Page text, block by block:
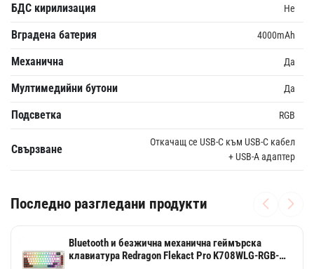
БДС кирилизация Не
Вградена батерия 4000mAh
Механична Да
Мултимедийни бутони Да
Подсветка RGB
Свързване
Откачащ се USB-C към USB-C кабел
+ USB-A адаптер
Последно разгледани продукти
Bluetooth и безжична механична геймърска
клавиатура Redragon Flekact Pro K708WLG-RGB-